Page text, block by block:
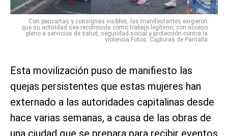
Con pancartas y consignas visibles, las manifestantes exigieron
que su actividad sea reconocida como trabajo legítimo, con acceso
pleno a servicios de salud, seguridad social y protección contra la
violencia Fotos: Capturas de Pantalla
Esta movilización puso de manifiesto las
quejas persistentes que estas mujeres han
externado a las autoridades capitalinas desde
hace varias semanas, a causa de las obras de
una ciudad que se prepara para recibir eventos